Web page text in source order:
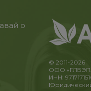
о
© 2011-2026
ООО
ИНН: